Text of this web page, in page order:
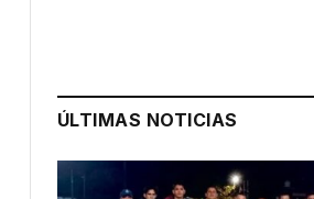
ÚLTIMAS NOTICIAS